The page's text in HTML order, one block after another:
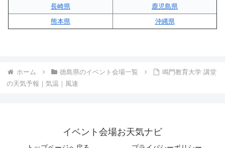
長崎県
鹿児島県
熊本県
沖縄県
ホーム 徳島県のイベント会場一覧
鳴門教育大学 講堂
の天気予報｜気温｜風速
イベント会場お天気ナビ